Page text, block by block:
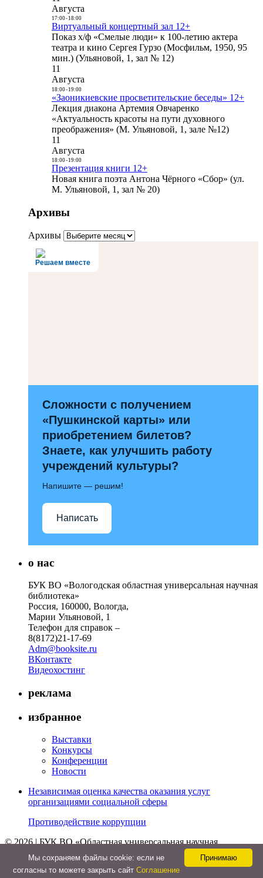
Августа
17:00- 18:00
Виртуальный концертный зал 12+
Показ х/ф «Смелые люди» к 100-летию актера
театра и кино Сергея Гурзо (Мосфильм, 1950, 95
мин.) (Ульяновой, 1, зал № 12)
11
Августа
18:00- 19:00
«Заоникиевские просветительские беседы» 12+
Лекция диакона Артемия Овчаренко
«Актуальность красоты на пути духовного
преображения» (М. Ульяновой, 1, зале №12)
11
Августа
18:00- 19:00
Презентация книги 12+
Новая книга поэта Антона Чёрного «Сбор» (ул.
М. Ульяновой, 1, зал № 20)
Архивы
Архивы
Решаем вместе
Сложности с получением
«Пушкинской карты» или
приобретением билетов?
Знаете, как улучшить работу
учреждений культуры?
Напишите — решим!
Написать
о нас
БУК ВО «Вологодская областная универсальная научная
библиотека»
Россия, 160000, Вологда,
Марии Ульяновой, 1
Телефон для справок –
8(8172)21-17-69
Adm@booksite.ru
ВКонтакте
Видеохостинг
реклама
избранное
Выставки
Конкурсы
Конференции
Новости
Независимая оценка качества оказания услуг
организациями социальной сферы
Противодействие коррупции
© 2026 | БУК ВО «Областная универсальная научная
библиотека»
Принимаю
Мы cохраняем файлы cookie: если не
согласны то можете закрыть сайт Соглашение